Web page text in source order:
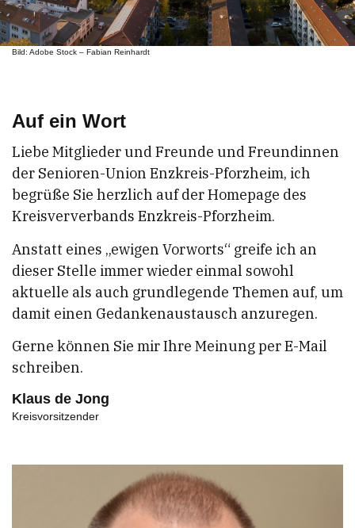
Bild: Adobe Stock – Fabian Reinhardt
Auf ein Wort
Liebe Mitglieder und Freunde und Freundinnen
der Senioren-Union Enzkreis-Pforzheim, ich
begrüße Sie herzlich auf der Homepage des
Kreisververbands Enzkreis-Pforzheim.
Anstatt eines „ewigen Vorworts“ greife ich an
dieser Stelle immer wieder einmal sowohl
aktuelle als auch grundlegende Themen auf, um
damit einen Gedankenaustausch anzuregen.
Gerne können Sie mir Ihre Meinung per E-Mail
schreiben.
Klaus de Jong
Kreisvorsitzender